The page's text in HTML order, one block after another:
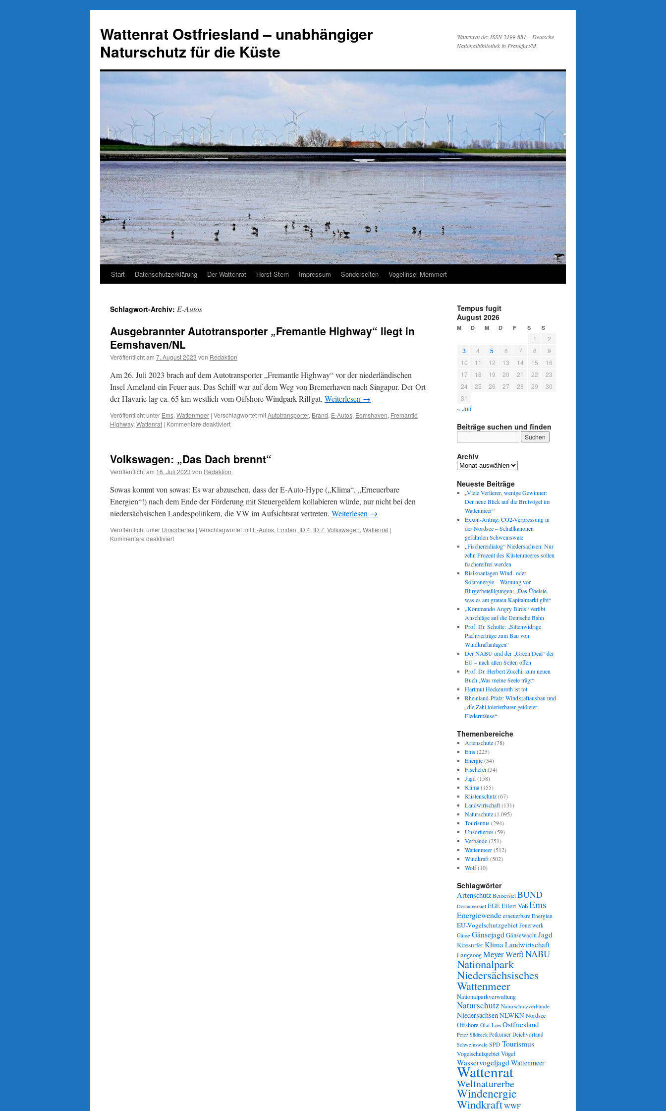
springen
Wattenrat Ostfriesland – unabhängiger
Naturschutz für die Küste
Wattenrat.de: ISSN 2199-881 – Deutsche
Nationalbibliothek in Frankfurt/M.
Start Datenschutzerklärung Der Wattenrat Horst Stern Impressum Sonderseiten Vogelinsel Memmert
Schlagwort-Archiv: E-Autos
Ausgebrannter Autotransporter „Fremantle Highway“ liegt in
Eemshaven/NL
Veröffentlicht am 7. August 2023 von Redaktion
Am 26. Juli 2023 brach auf dem Autotransporter „Fremantle Highway“ vor der niederländischen
Insel Ameland ein Feuer aus. Das Schiff war auf dem Weg von Bremerhaven nach Singapur. Der Ort
der Havarie lag ca. 65 km westlich vom Offshore-Windpark Riffgat. Weiterlesen →
Veröffentlicht unter Ems, Wattenmeer | Verschlagwortet mitAutotransporter, Brand, E-Autos, Eemshaven, Fremantle
Highway, Wattenrat | Kommentare deaktiviertfür
Highway“
in
Eemshaven/NL
Volkswagen: „Das Dach brennt“
Veröffentlicht am 16. Juli 2023 von Redaktion
Sowas kommt von sowas: Es war abzusehen, dass der E-Auto-Hype („Klima“, „Erneuerbare
Energien“!) nach dem Ende der Förderung mit Steuergeldern kollabieren würde, nur nicht bei den
niedersächsischen Landespolitikern, die VW im Aufsichtsrat vertreten. Weiterlesen →
Veröffentlicht unter Unsortiertes | Verschlagwortet mit E-Autos, Emden, ID.4, ID.7, Volkswagen, Wattenrat |
Kommentare deaktiviertfür
Tempus fugit
August 2026
M D M D F S S
1
2
3
4 5 6 7 8
9
10
11 12 13 14 15
16
17
18 19 20 21 22
23
24
25 26 27 28 29
30
31
« Juli
Beiträge suchen und finden
Archiv
Archiv
Neueste Beiträge
„Viele Verlierer, wenige Gewinner:
Der neue Blick auf die Brutvögel im
Wattenmeer“
Exxon-Antrag: CO2-Verpressung in
der Nordsee – Schallkanonen
gefährden Schweinswale
„Fischereidialog“ Niedersachsen: Nur
zehn Prozent des Küstenmeeres sollen
fischereifrei werden
Risikoanlagen Wind- oder
Solarenergie – Warnung vor
Bürgerbeteiligungen: „Das Übelste,
was es am grauen Kapitalmarkt gibt“
„Kommando Angry Birds“ verübt
Anschläge auf die Deutsche Bahn
Prof. Dr. Schulte: „Sittenwidrige
Pachtverträge zum Bau von
Windkraftanlagen“
Der NABU und der „Green Deal“ der
EU – nach allen Seiten offen
Prof. Dr. Herbert Zucchi: zum neuen
Buch „Was meine Seele trägt“
Hartmut Heckenroth ist tot
Rheinland-Pfalz: Windkraftausbau und
„die Zahl tolerierbarer getöteter
Fledermäuse“
Themenbereiche
Artenschutz(78)
Ems(225)
Energie(54)
Fischerei(34)
Jagd(158)
Klima(155)
Küstenschutz(67)
Landwirtschaft(131)
Naturschutz(1.095)
Tourismus(294)
Unsortiertes(59)
Verbände(251)
Wattenmeer(512)
Windkraft(502)
Wolf(10)
Schlagwörter
Artenschutz Bensersiel BUND
Dornumersiel EGEEilert VoßEms
Energiewende erneuerbare Energien
EU-Vogelschutzgebiet Feuerwerk
Gänse GänsejagdGänsewachtJagd
KitesurferKlimaLandwirtschaft
LangeoogMeyer WerftNABU
Nationalpark
Niedersächsisches
Wattenmeer
Nationalparkverwaltung
Naturschutz Naturschutzverbände
NiedersachsenNLWKNNordsee
Offshore Olaf Lies Ostfriesland
Peter Südbeck Petkumer Deichvorland
Schweinswale SPDTourismus
VogelschutzgebietVögel
WasservogeljagdWattenmeer
Wattenrat
Weltnaturerbe
Windenergie
WindkraftWWF